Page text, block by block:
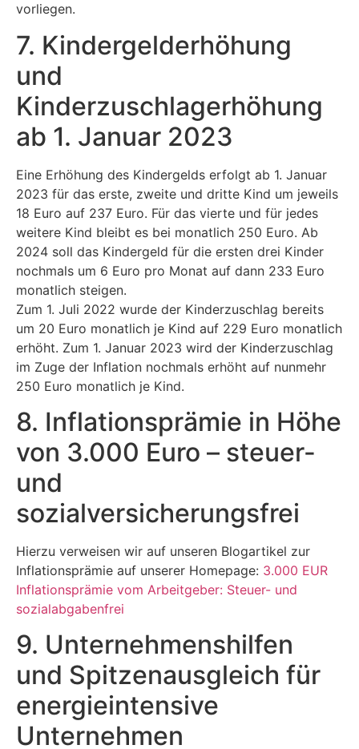
vorliegen.
7. Kindergelderhöhung
und
Kinderzuschlagerhöhung
ab 1. Januar 2023
Eine Erhöhung des Kindergelds erfolgt ab 1. Januar
2023 für das erste, zweite und dritte Kind um jeweils
18 Euro auf 237 Euro. Für das vierte und für jedes
weitere Kind bleibt es bei monatlich 250 Euro. Ab
2024 soll das Kindergeld für die ersten drei Kinder
nochmals um 6 Euro pro Monat auf dann 233 Euro
monatlich steigen.
Zum 1. Juli 2022 wurde der Kinderzuschlag bereits
um 20 Euro monatlich je Kind auf 229 Euro monatlich
erhöht. Zum 1. Januar 2023 wird der Kinderzuschlag
im Zuge der Inflation nochmals erhöht auf nunmehr
250 Euro monatlich je Kind.
8. Inflationsprämie in Höhe
von 3.000 Euro – steuer-
und
sozialversicherungsfrei
Hierzu verweisen wir auf unseren Blogartikel zur
Inflationsprämie auf unserer Homepage: 3.000 EUR
Inflationsprämie vom Arbeitgeber: Steuer- und
sozialabgabenfrei
9. Unternehmenshilfen
und Spitzenausgleich für
energieintensive
Unternehmen